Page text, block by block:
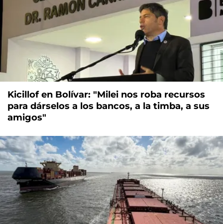
Kicillof en Bolívar: "Milei nos roba recursos
para dárselos a los bancos, a la timba, a sus
amigos"